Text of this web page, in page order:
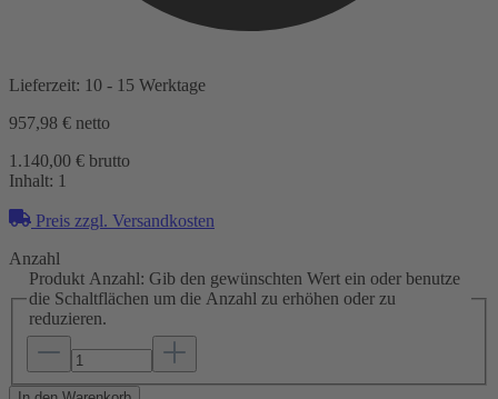
Lieferzeit: 10 - 15 Werktage
957,98 € netto
1.140,00 € brutto
Inhalt: 1
Preis zzgl. Versandkosten
Anzahl
Produkt Anzahl: Gib den gewünschten Wert ein oder benutze
die Schaltflächen um die Anzahl zu erhöhen oder zu
reduzieren.